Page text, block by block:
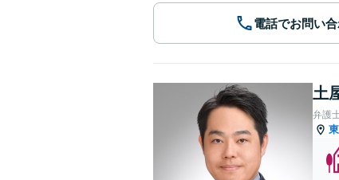
電話でお問い
土
弁護